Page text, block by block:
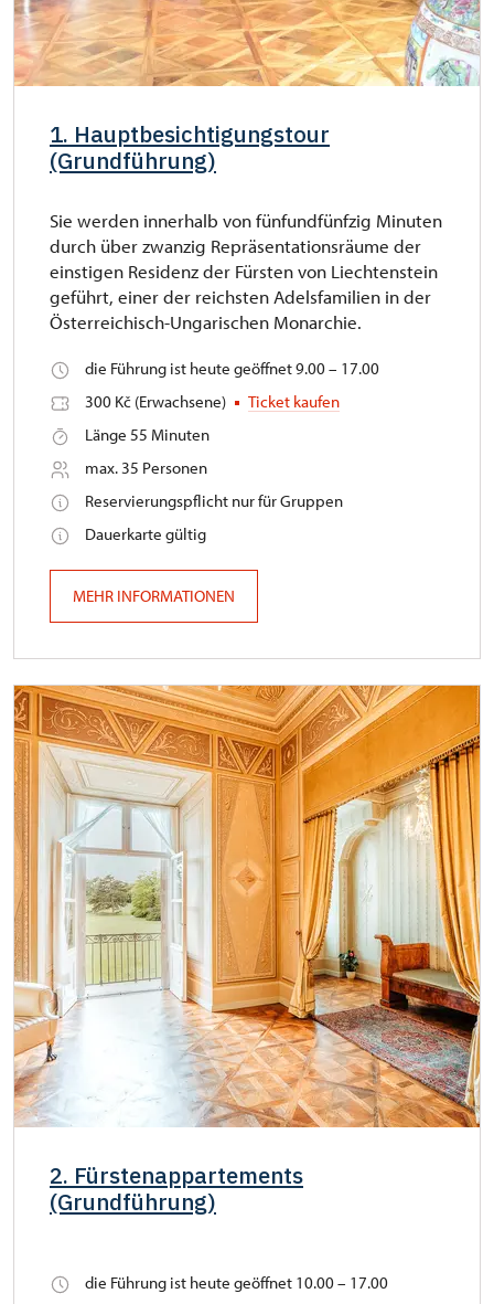
1. Hauptbesichtigungstour
(Grundführung)
Sie werden innerhalb von fünfundfünfzig Minuten
durch über zwanzig Repräsentationsräume der
einstigen Residenz der Fürsten von Liechtenstein
geführt, einer der reichsten Adelsfamilien in der
Österreichisch-Ungarischen Monarchie.
die Führung ist heute geöffnet 9.00 – 17.00
300 Kč (Erwachsene)
Ticket kaufen
Länge 55 Minuten
max. 35 Personen
Reservierungspflicht nur für Gruppen
Dauerkarte gültig
MEHR INFORMATIONEN
2. Fürstenappartements
(Grundführung)
die Führung ist heute geöffnet 10.00 – 17.00